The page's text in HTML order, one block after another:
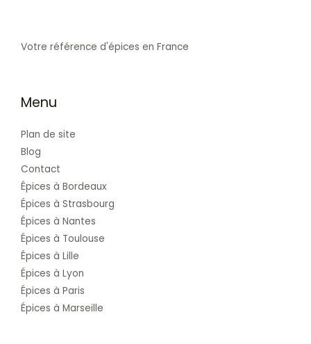
Votre référence d'épices en France
Menu
Plan de site
Blog
Contact
Épices à Bordeaux
Épices à Strasbourg
Épices à Nantes
Épices à Toulouse
Épices à Lille
Épices à Lyon
Épices à Paris
Épices à Marseille